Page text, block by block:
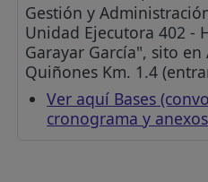
Gestión y
Unidad Ejecutora 402 -
Garayar García", sito en
Quiñones Km. 1.4
Ver aquí Bases
cronograma y